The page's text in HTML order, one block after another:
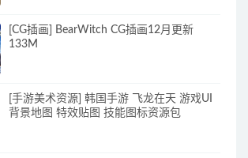
[CG插画] BearWitch CG插画12月更新
133M
[手游美术资源] 韩国手游 飞龙在天 游戏UI
背景地图 特效贴图 技能图标资源包